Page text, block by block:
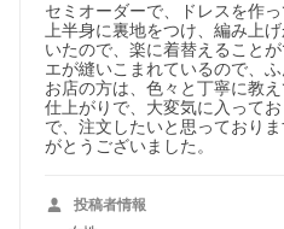
セミオーダーで、ドレスを作っ
上半身に裏地をつけ、編み上
いたので、楽に着替えること
エが縫いこまれているので、
お店の方は、色々と丁寧に教
仕上がりで、大変気に入って
で、注文したいと思っており
がとうございました。
投稿者情報